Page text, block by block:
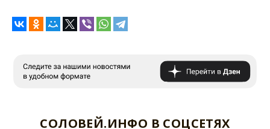
СОЛОВЕЙ.ИНФО В СОЦСЕТЯХ